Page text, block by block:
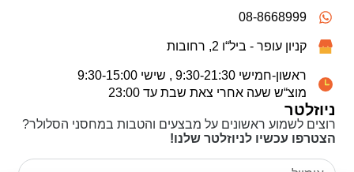
ניוזלטר
רוצים לשמוע ראשונים על מבצעים והטבות במחסני הסלולר?
הצטרפו עכשיו לניוזלטר שלנו!
08-8668999
קניון עופר - ביל“ו 2, רחובות
ראשון-חמישי 9:30-21:30 , שישי 9:30-15:00
מוצ“ש שעה אחרי צאת שבת עד 23:00